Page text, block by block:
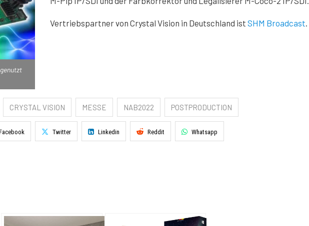
Vertriebspartner von Crystal Vision in Deutschland ist SHM Broadcast.
CRYSTAL VISION MESSE NAB2022 POSTPRODUCTION
Twitter Linkedin Reddit Whatsapp